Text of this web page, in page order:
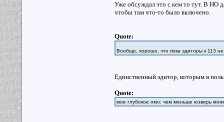
Уже обсуждал это с кем то тут. В НО
чтобы там что-то было включено.
Quote:
Вообще, хорошо, что пока эдиторы к 113
Единственный эдитор, которым я
Quote:
мое глубокое омо: чем меньше юзверь